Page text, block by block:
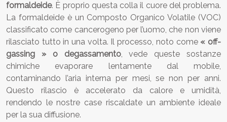
formaldeide. È proprio questa colla il cuore del problema.
La formaldeide è un Composto Organico Volatile (VOC)
classificato come cancerogeno per l’uomo, che non viene
rilasciato tutto in una volta. Il processo, noto come « off-
gassing » o degassamento, vede queste sostanze
chimiche evaporare lentamente dal mobile,
contaminando l’aria interna per mesi, se non per anni.
Questo rilascio è accelerato da calore e umidità,
rendendo le nostre case riscaldate un ambiente ideale
per la sua diffusione.